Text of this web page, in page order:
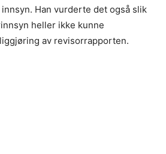
Han vurderte det også slik
heller ikke kunne
av revisorrapporten.